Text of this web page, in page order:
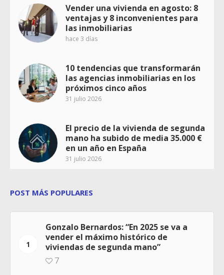
Vender una vivienda en agosto: 8
ventajas y 8 inconvenientes para
las inmobiliarias
hace 3 días
10 tendencias que transformarán
las agencias inmobiliarias en los
próximos cinco años
31 julio 2026
El precio de la vivienda de segunda
mano ha subido de media 35.000 €
en un año en España
31 julio 2026
POST MÁS POPULARES
1
Gonzalo Bernardos: “En 2025 se va a
vender el máximo histórico de
viviendas de segunda mano”
7